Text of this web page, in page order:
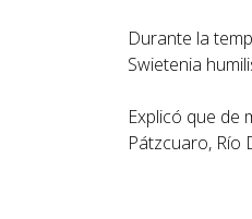
Durante la
Swietenia
Explicó que de
Pátzcuaro, Río